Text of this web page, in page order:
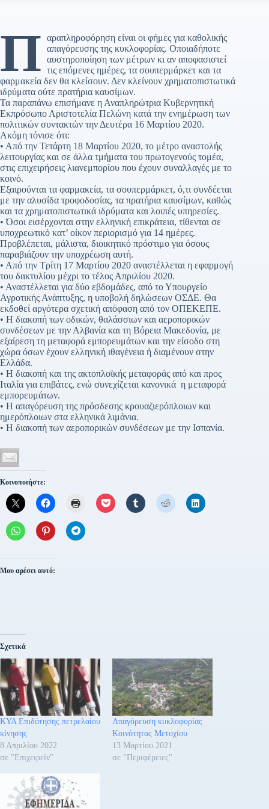
Π αραπληροφόρηση είναι οι φήμες για καθολικής
απαγόρευσης της κυκλοφορίας. Οποιαδήποτε
αυστηροποίηση των μέτρων κι αν αποφασιστεί
τις επόμενες ημέρες, τα σουπερμάρκετ και τα
φαρμακεία δεν θα κλείσουν. Δεν κλείνουν χρηματοπιστωτικά
ιδρύματα ούτε πρατήρια καυσίμων.
Τα παραπάνω επισήμανε η Αναπληρώτρια Κυβερνητική
Εκπρόσωπο Αριστοτελία Πελώνη κατά την ενημέρωση των
πολιτικών συντακτών την Δευτέρα 16 Μαρτίου 2020.
Ακόμη τόνισε ότι:
• Από την Τετάρτη 18 Μαρτίου 2020, το μέτρο αναστολής
λειτουργίας και σε άλλα τμήματα του πρωτογενούς τομέα,
στις επιχειρήσεις λιανεμπορίου που έχουν συναλλαγές με το
κοινό.
Εξαιρούνται τα φαρμακεία, τα σουπερμάρκετ, ό,τι συνδέεται
με την αλυσίδα τροφοδοσίας, τα πρατήρια καυσίμων, καθώς
και τα χρηματοπιστωτικά ιδρύματα και λοιπές υπηρεσίες.
• Όσοι εισέρχονται στην ελληνική επικράτεια, τίθενται σε
υποχρεωτικό κατ’ οίκον περιορισμό για 14 ημέρες.
Προβλέπεται, μάλιστα, διοικητικό πρόστιμο για όσους
παραβιάζουν την υποχρέωση αυτή.
• Από την Τρίτη 17 Μαρτίου 2020 αναστέλλεται η εφαρμογή
του δακτυλίου μέχρι το τέλος Απριλίου 2020.
• Αναστέλλεται για δύο εβδομάδες, από το Υπουργείο
Αγροτικής Ανάπτυξης, η υποβολή δηλώσεων ΟΣΔΕ. Θα
εκδοθεί αργότερα σχετική απόφαση από τον ΟΠΕΚΕΠΕ.
• Η διακοπή των οδικών, θαλάσσιων και αεροπορικών
συνδέσεων με την Αλβανία και τη Βόρεια Μακεδονία, με
εξαίρεση τη μεταφορά εμπορευμάτων και την είσοδο στη
χώρα όσων έχουν ελληνική ιθαγένεια ή διαμένουν στην
Ελλάδα.
• Η διακοπή και της ακτοπλοϊκής μεταφοράς από και προς
Ιταλία για επιβάτες, ενώ συνεχίζεται κανονικά η μεταφορά
εμπορευμάτων.
• Η απαγόρευση της πρόσδεσης κρουαζιερόπλοιων και
ημερόπλοιων στα ελληνικά λιμάνια.
• Η διακοπή των αεροπορικών συνδέσεων με την Ισπανία.
Κοινοποιήστε:
Μου αρέσει αυτό:
Σχετικά
ΚΥΑ Επιδότησης πετρελαίου
κίνησης
8 Απριλίου 2022
σε "Επιχειρείν"
Απαγόρευση κυκλοφορίας
Κοινότητας Μετοχίου
13 Μαρτίου 2021
σε "Περιφέρειες"